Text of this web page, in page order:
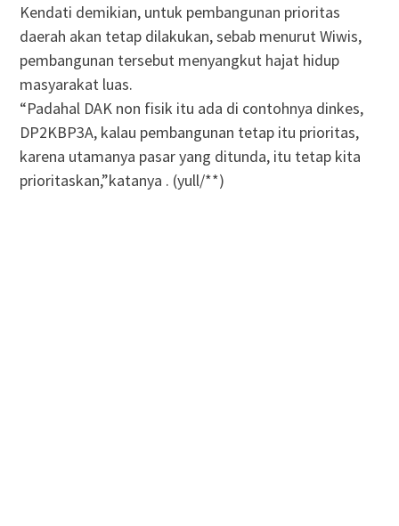
Kendati demikian, untuk pembangunan prioritas
daerah akan tetap dilakukan, sebab menurut Wiwis,
pembangunan tersebut menyangkut hajat hidup
masyarakat luas.
“Padahal DAK non fisik itu ada di contohnya dinkes,
DP2KBP3A, kalau pembangunan tetap itu prioritas,
karena utamanya pasar yang ditunda, itu tetap kita
prioritaskan,”katanya . (yull/**)